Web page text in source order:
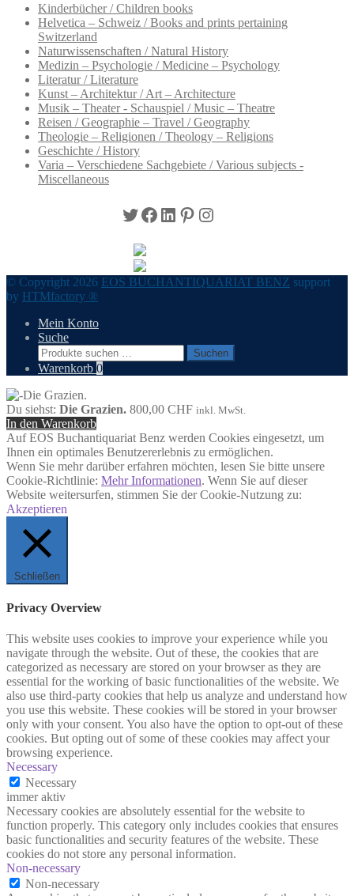
Kinderbücher / Children books
Helvetica – Schweiz / Books and prints pertaining
Switzerland
Naturwissenschaften / Natural History
Medizin – Psychologie / Medicine – Psychology
Literatur / Literature
Kunst – Architektur / Art – Architecture
Musik – Theater - Schauspiel / Music – Theatre
Reisen / Geographie – Travel / Geography
Theologie – Religionen / Theology – Religions
Geschichte / History
Varia – Verschiedene Sachgebiete / Various subjects -
Miscellaneous
Twitter
Facebook
LinkedIn
Pinterest
Instagram
© Copyright 2026 EOS BUCHANTIQUARIAT BENZ support
by HTMfactory ®
Mein Konto
Suche
Suchen
nach:
Suchen
Warenkorb 0
Du siehst: Die Grazien. 800,00 CHF inkl. MwSt.
In den Warenkorb
Auf EOS Buchantiquariat Benz werden Cookies eingesetzt, um
Ihnen ein optimales Benutzererlebnis zu ermöglichen.
Wenn Sie mehr darüber erfahren möchten, lesen Sie bitte unsere
Cookie-Richtlinie: Mehr Informationen. Wenn Sie auf dieser
Website weitersurfen, stimmen Sie der Cookie-Nutzung zu:
Akzeptieren
Schließen
Privacy Overview
This website uses cookies to improve your experience while you
navigate through the website. Out of these, the cookies that are
categorized as necessary are stored on your browser as they are
essential for the working of basic functionalities of the website. We
also use third-party cookies that help us analyze and understand how
you use this website. These cookies will be stored in your browser
only with your consent. You also have the option to opt-out of these
cookies. But opting out of some of these cookies may affect your
browsing experience.
Necessary
Necessary
immer aktiv
Necessary cookies are absolutely essential for the website to
function properly. This category only includes cookies that ensures
basic functionalities and security features of the website. These
cookies do not store any personal information.
Non-necessary
Non-necessary